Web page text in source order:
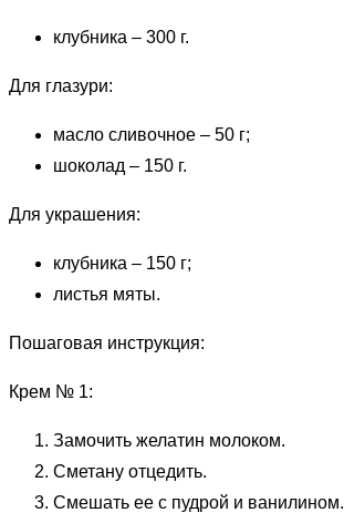
клубника – 300 г.
Для глазури:
масло сливочное – 50 г;
шоколад – 150 г.
Для украшения:
клубника – 150 г;
листья мяты.
Пошаговая инструкция:
Крем № 1:
Замочить желатин молоком.
Сметану отцедить.
Смешать ее с пудрой и ванилином.